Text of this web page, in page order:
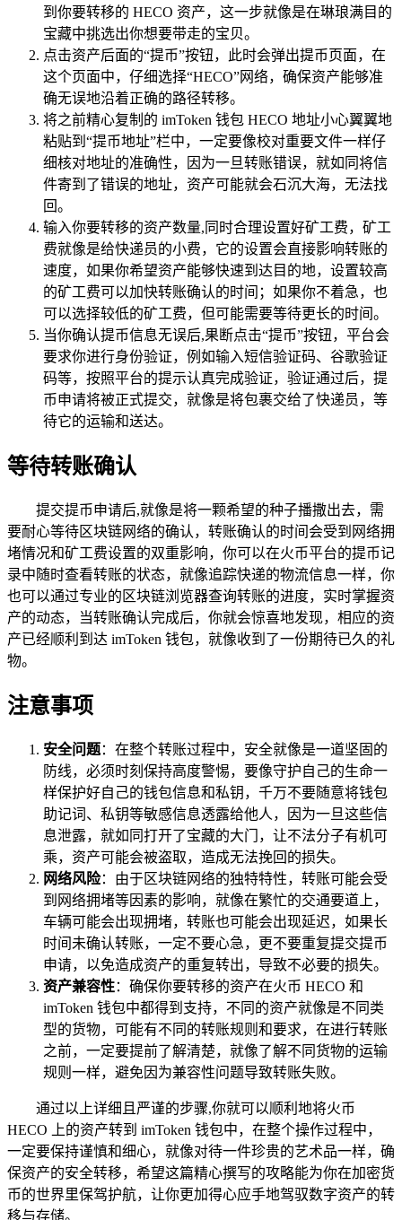
到你要转移的 HECO 资产，这一步就像是在琳琅满目的
宝藏中挑选出你想要带走的宝贝。
点击资产后面的“提币”按钮，此时会弹出提币页面，在
这个页面中，仔细选择“HECO”网络，确保资产能够准
确无误地沿着正确的路径转移。
将之前精心复制的 imToken 钱包 HECO 地址小心翼翼地
粘贴到“提币地址”栏中，一定要像校对重要文件一样仔
细核对地址的准确性，因为一旦转账错误，就如同将信
件寄到了错误的地址，资产可能就会石沉大海，无法找
回。
输入你要转移的资产数量,同时合理设置好矿工费，矿工
费就像是给快递员的小费，它的设置会直接影响转账的
速度，如果你希望资产能够快速到达目的地，设置较高
的矿工费可以加快转账确认的时间；如果你不着急，也
可以选择较低的矿工费，但可能需要等待更长的时间。
当你确认提币信息无误后,果断点击“提币”按钮，平台会
要求你进行身份验证，例如输入短信验证码、谷歌验证
码等，按照平台的提示认真完成验证，验证通过后，提
币申请将被正式提交，就像是将包裹交给了快递员，等
待它的运输和送达。
等待转账确认
提交提币申请后,就像是将一颗希望的种子播撒出去，需
要耐心等待区块链网络的确认，转账确认的时间会受到网络拥
堵情况和矿工费设置的双重影响，你可以在火币平台的提币记
录中随时查看转账的状态，就像追踪快递的物流信息一样，你
也可以通过专业的区块链浏览器查询转账的进度，实时掌握资
产的动态，当转账确认完成后，你就会惊喜地发现，相应的资
产已经顺利到达 imToken 钱包，就像收到了一份期待已久的礼
物。
注意事项
安全问题：在整个转账过程中，安全就像是一道坚固的
防线，必须时刻保持高度警惕，要像守护自己的生命一
样保护好自己的钱包信息和私钥，千万不要随意将钱包
助记词、私钥等敏感信息透露给他人，因为一旦这些信
息泄露，就如同打开了宝藏的大门，让不法分子有机可
乘，资产可能会被盗取，造成无法挽回的损失。
网络风险：由于区块链网络的独特特性，转账可能会受
到网络拥堵等因素的影响，就像在繁忙的交通要道上，
车辆可能会出现拥堵，转账也可能会出现延迟，如果长
时间未确认转账，一定不要心急，更不要重复提交提币
申请，以免造成资产的重复转出，导致不必要的损失。
资产兼容性：确保你要转移的资产在火币 HECO 和
imToken 钱包中都得到支持，不同的资产就像是不同类
型的货物，可能有不同的转账规则和要求，在进行转账
之前，一定要提前了解清楚，就像了解不同货物的运输
规则一样，避免因为兼容性问题导致转账失败。
通过以上详细且严谨的步骤,你就可以顺利地将火币
HECO 上的资产转到 imToken 钱包中，在整个操作过程中，
一定要保持谨慎和细心，就像对待一件珍贵的艺术品一样，确
保资产的安全转移，希望这篇精心撰写的攻略能为你在加密货
币的世界里保驾护航，让你更加得心应手地驾驭数字资产的转
移与存储。